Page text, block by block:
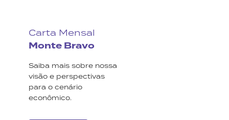
Carta Mensal
Monte Bravo
Saiba mais sobre nossa
visão e perspectivas
para o cenário
econômico.